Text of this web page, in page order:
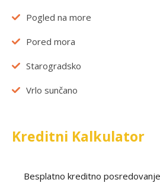
Pogled na more
Pored mora
Starogradsko
Vrlo sunčano
Kreditni Kalkulator
Besplatno kreditno posredovanje